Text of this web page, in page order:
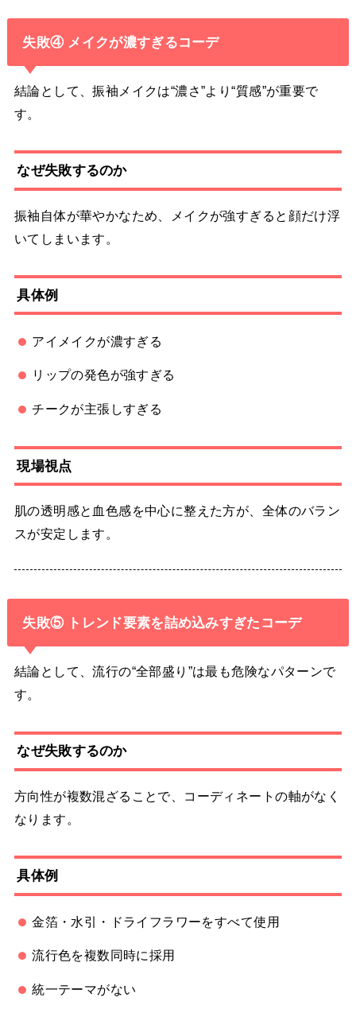
失敗④ メイクが濃すぎるコーデ
結論として、振袖メイクは“濃さ”より“質感”が重要で
す。
なぜ失敗するのか
振袖自体が華やかなため、メイクが強すぎると顔だけ浮
いてしまいます。
具体例
アイメイクが濃すぎる
リップの発色が強すぎる
チークが主張しすぎる
現場視点
肌の透明感と血色感を中心に整えた方が、全体のバラン
スが安定します。
失敗⑤ トレンド要素を詰め込みすぎたコーデ
結論として、流行の“全部盛り”は最も危険なパターンで
す。
なぜ失敗するのか
方向性が複数混ざることで、コーディネートの軸がなく
なります。
具体例
金箔・水引・ドライフラワーをすべて使用
流行色を複数同時に採用
統一テーマがない